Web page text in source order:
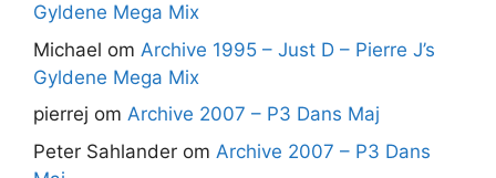
Gyldene Mega Mix
Michael om Archive 1995 – Just D – Pierre J’s
Gyldene Mega Mix
pierrej om Archive 2007 – P3 Dans Maj
Peter Sahlander om Archive 2007 – P3 Dans